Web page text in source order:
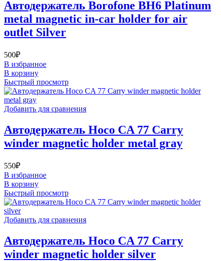
Автодержатель Borofone BH6 Platinum
metal magnetic in-car holder for air
outlet Silver
500₽
В избранное
В корзину
Быстрый просмотр
Добавить для сравнения
Автодержатель Hoco CA 77 Carry
winder magnetic holder metal gray
550₽
В избранное
В корзину
Быстрый просмотр
Добавить для сравнения
Автодержатель Hoco CA 77 Carry
winder magnetic holder silver